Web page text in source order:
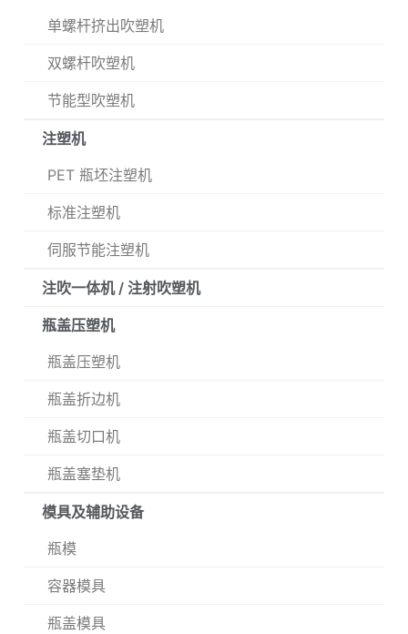
单螺杆挤出吹塑机
双螺杆吹塑机
节能型吹塑机
注塑机
PET 瓶坯注塑机
标准注塑机
伺服节能注塑机
注吹一体机 / 注射吹塑机
瓶盖压塑机
瓶盖压塑机
瓶盖折边机
瓶盖切口机
瓶盖塞垫机
模具及辅助设备
瓶模
容器模具
瓶盖模具